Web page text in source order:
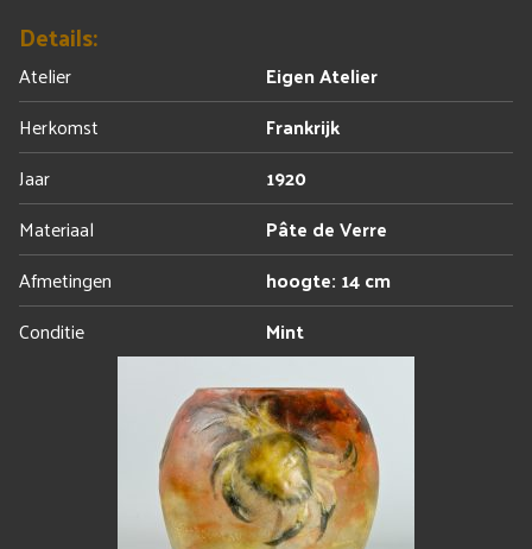
Details:
Atelier
Eigen Atelier
Herkomst
Frankrijk
Jaar
1920
Materiaal
Pâte de Verre
Afmetingen
hoogte: 14 cm
Conditie
Mint